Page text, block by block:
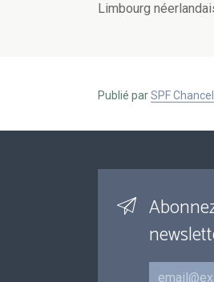
Limbourg
Publié parSPF
Courriel